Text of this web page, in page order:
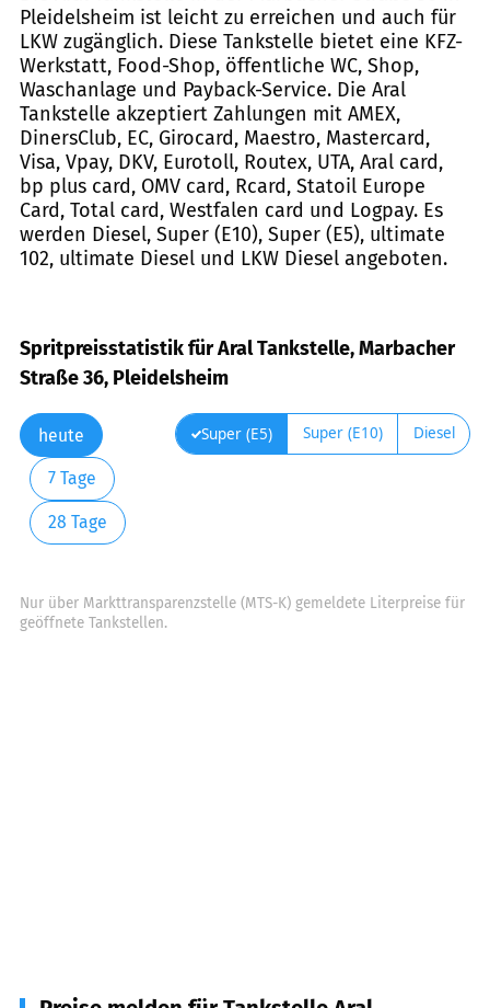
Pleidelsheim ist leicht zu erreichen und auch für
LKW zugänglich. Diese Tankstelle bietet eine KFZ-
Werkstatt, Food-Shop, öffentliche WC, Shop,
Waschanlage und Payback-Service. Die Aral
Tankstelle akzeptiert Zahlungen mit AMEX,
DinersClub, EC, Girocard, Maestro, Mastercard,
Visa, Vpay, DKV, Eurotoll, Routex, UTA, Aral card,
bp plus card, OMV card, Rcard, Statoil Europe
Card, Total card, Westfalen card und Logpay. Es
werden Diesel, Super (E10), Super (E5), ultimate
102, ultimate Diesel und LKW Diesel angeboten.
Spritpreisstatistik für Aral Tankstelle, Marbacher
Straße 36, Pleidelsheim
heute
7 Tage
28 Tage
Super (E5) Super (E10) Diesel
Nur über Markttransparenzstelle (MTS-K) gemeldete Literpreise für
geöffnete Tankstellen.